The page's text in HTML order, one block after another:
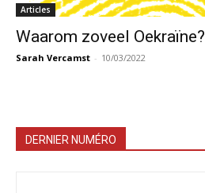
Articles
Waarom zoveel Oekraïne?
Sarah Vercamst - 10/03/2022
DERNIER NUMÉRO